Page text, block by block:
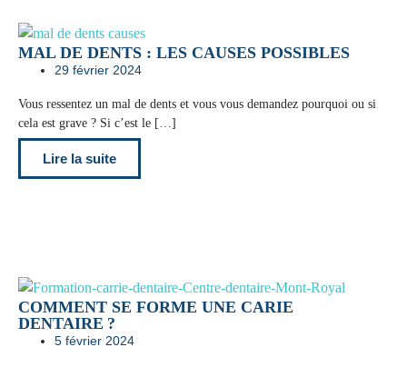
MAL DE DENTS : LES CAUSES POSSIBLES
29 février 2024
Vous ressentez un mal de dents et vous vous demandez pourquoi ou si
cela est grave ? Si c’est le […]
Lire la suite
COMMENT SE FORME UNE CARIE
DENTAIRE ?
5 février 2024